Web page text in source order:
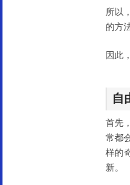
所以
的方
因此
自
首先
常都
样的
新。